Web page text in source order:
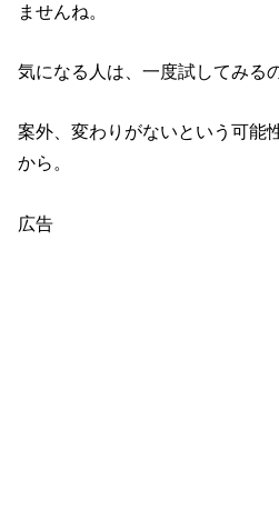
ませんね。
気になる人は、一度試してみる
案外、変わりがないという可能
から。
広告